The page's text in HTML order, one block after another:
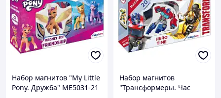
Набор магнитов "My Little
Pony. Дружба" МЕ5031-21
Набор магнитов
"Трансформеры. Час